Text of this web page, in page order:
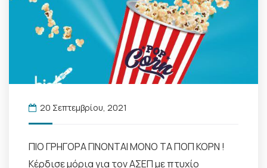
20 Σεπτεμβρίου, 2021
ΠΙΟ ΓΡΗΓΟΡΑ ΓΙΝΟΝΤΑΙ ΜΟΝΟ ΤΑ ΠΟΠ ΚΟΡΝ !
Κέρδισε μόρια για τον ΑΣΕΠ με πτυχίο